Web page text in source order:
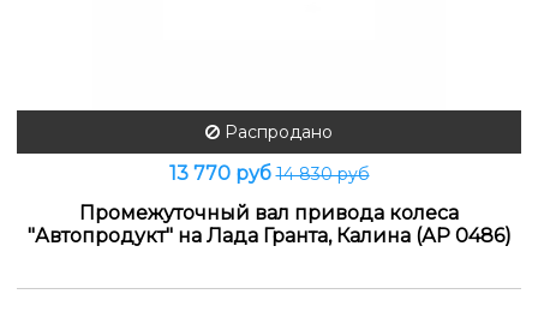
Распродано
13 770 руб14 830 руб
Промежуточный вал привода колеса
"Автопродукт" на Лада Гранта, Калина (АР 0486)